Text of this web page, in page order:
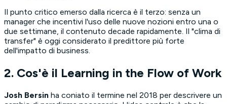
Il punto critico emerso dalla ricerca è il terzo: senza un
manager che incentivi l'uso delle nuove nozioni entro una o
due settimane, il contenuto decade rapidamente. Il "clima di
transfer" è oggi considerato il predittore più forte
dell'impatto di business.
2. Cos'è il Learning in the Flow of Work
Josh Bersin ha coniato il termine nel 2018 per descrivere un